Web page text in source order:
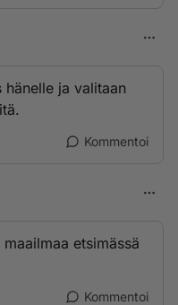
hänelle ja valitaan
Kommentoi
etsimässä
Kommentoi